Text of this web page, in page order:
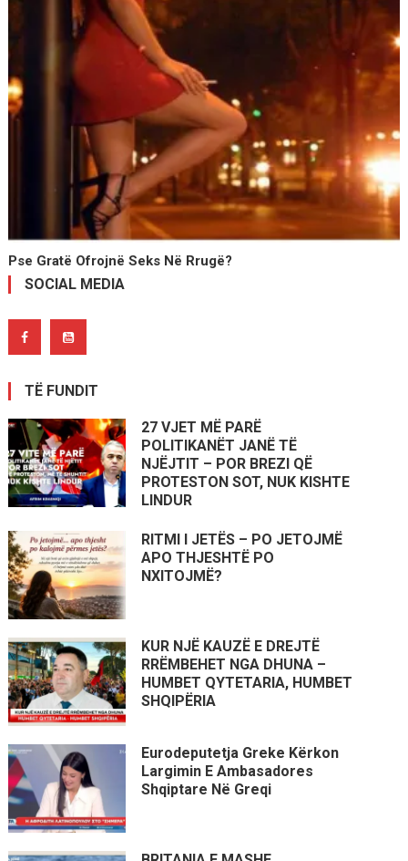
Pse Gratë Ofrojnë Seks Në Rrugë?
SOCIAL MEDIA
TË FUNDIT
27 VJET MË PARË
POLITIKANËT JANË TË
NJËJTIT – POR BREZI QË
PROTESTON SOT, NUK KISHTE
LINDUR
RITMI I JETËS – PO JETOJMË
APO THJESHTË PO
NXITOJMË?
KUR NJË KAUZË E DREJTË
RRËMBEHET NGA DHUNA –
HUMBET QYTETARIA, HUMBET
SHQIPËRIA
Eurodeputetja Greke Kërkon
Largimin E Ambasadores
Shqiptare Në Greqi